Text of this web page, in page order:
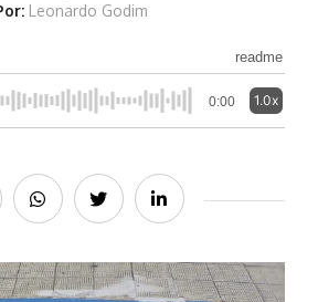
Leonardo Godim
readme
0:00 1.0x